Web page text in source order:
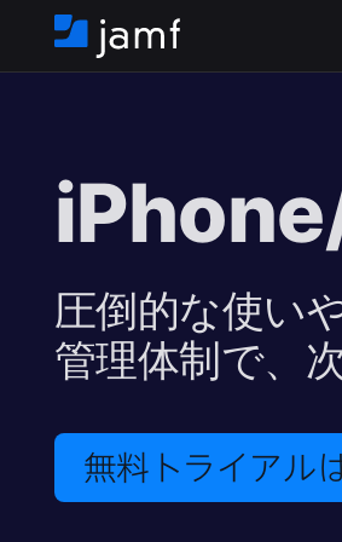
ホ
ー
iPhone
圧倒的な​使い
管理体制で、​
無料トライアル